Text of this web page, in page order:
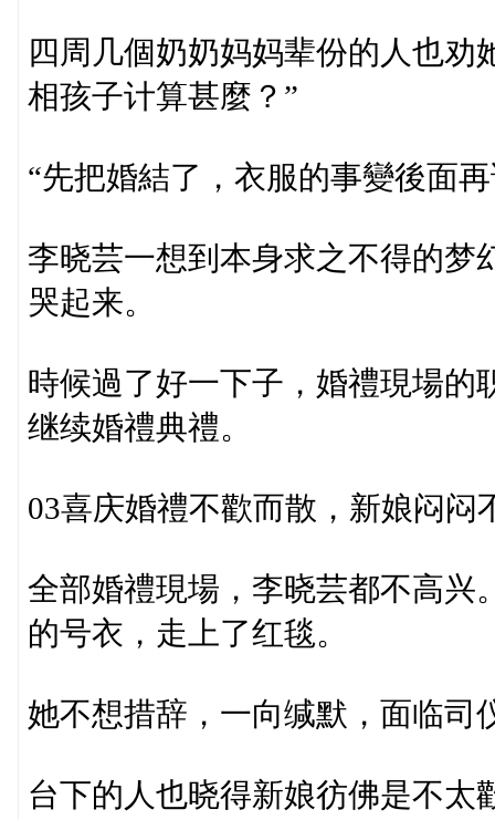
四周几個奶奶妈妈辈份的人也劝
相孩子计算甚麼？”
“先把婚結了，衣服的事變後面
李晓芸一想到本身求之不得的梦
哭起来。
時候過了好一下子，婚禮現場的
继续婚禮典禮。
03喜庆婚禮不歡而散，新娘闷闷
全部婚禮現場，李晓芸都不高兴
的号衣，走上了红毯。
她不想措辞，一向缄默，面临司
台下的人也晓得新娘彷佛是不太